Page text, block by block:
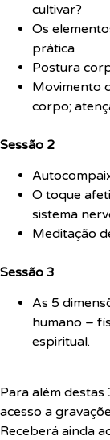
cultivar?
Os
prática
Postura
Movimento
corpo;
Sessão 2
O toque
sistema
Meditação
Sessão 3
As 5
humano –
espiritual.
Para além
acesso a
Receberá ainda